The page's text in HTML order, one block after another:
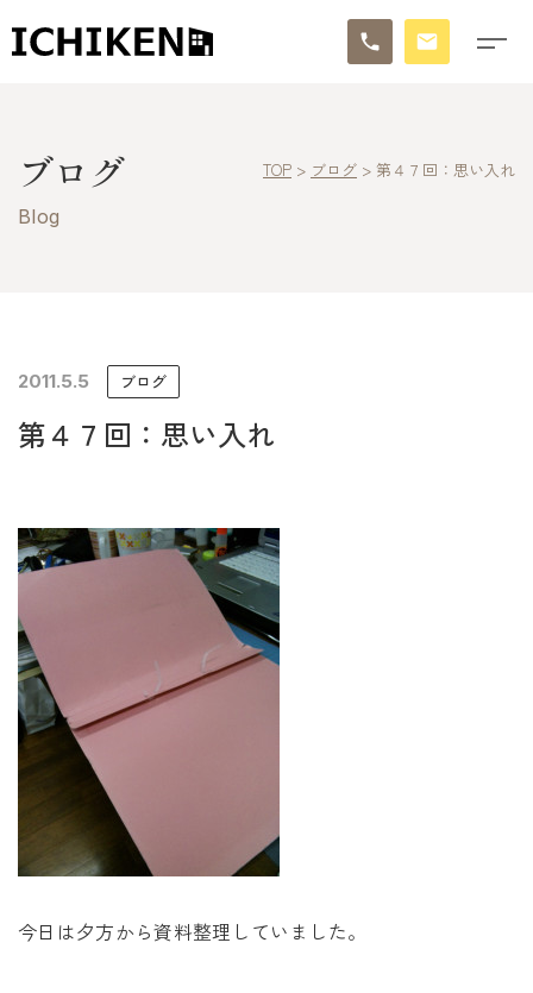
ブログ
イチケンの家づくり
モデルハウス
未来に住み継ぐ平屋
Tel. 0257-27-2157
ブログ
Blog
TOP > ブログ > 第４７回：思い入れ
2011.5.5 ブログ
第４７回：思い入れ
今日は夕方から資料整理していました。